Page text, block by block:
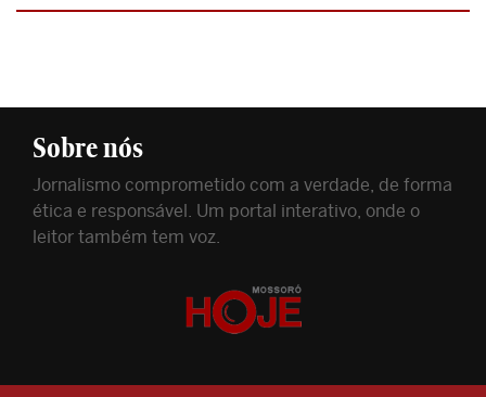
Sobre nós
Jornalismo comprometido com a verdade, de forma
ética e responsável. Um portal interativo, onde o
leitor também tem voz.